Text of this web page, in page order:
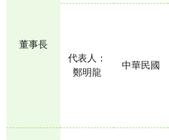
主要股東名單
公司治理運作情形
董事長
代表人：
鄭明龍
中華民國